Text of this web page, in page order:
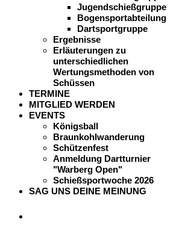
Jugendschießgruppe
Bogensportabteilung
Dartsportgruppe
Ergebnisse
Erläuterungen zu
unterschiedlichen
Wertungsmethoden von
Schüssen
TERMINE
MITGLIED WERDEN
EVENTS
Königsball
Braunkohlwanderung
Schützenfest
Anmeldung Dartturnier
"Warberg Open"
Schießsportwoche 2026
SAG UNS DEINE MEINUNG